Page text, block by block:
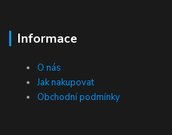
Informace
O nás
Jak nakupovat
Obchodní podmínky